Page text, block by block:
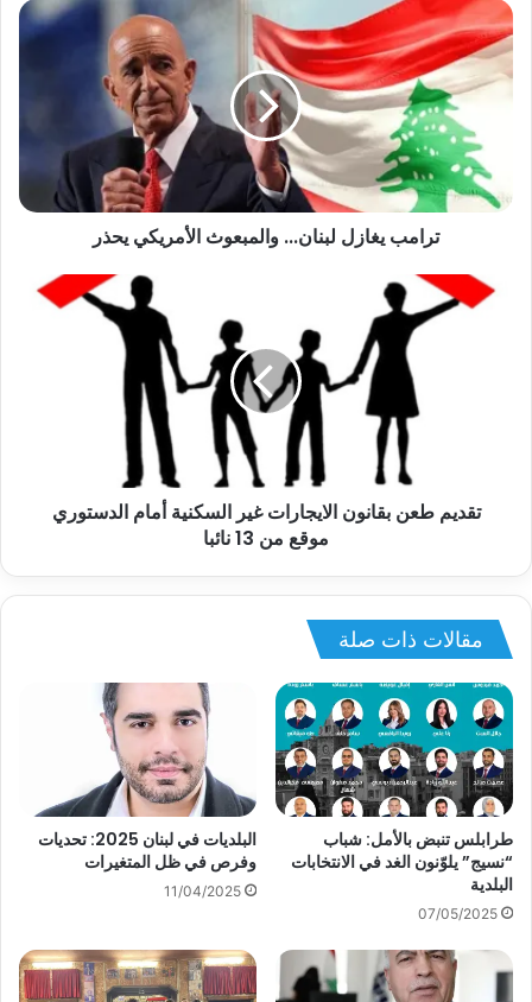
ترامب يغازل لبنان... والمبعوث الأمريكي يحذر
تقديم طعن بقانون الايجارات غير السكنية أمام الدستوري
موقع من 13 نائبا
مقالات ذات صلة
طرابلس تنبض بالأمل: شباب
“نسيج” يلوّنون الغد في الانتخابات
البلدية
07/05/2025
البلديات في لبنان 2025: تحديات
وفرص في ظل المتغيرات
11/04/2025